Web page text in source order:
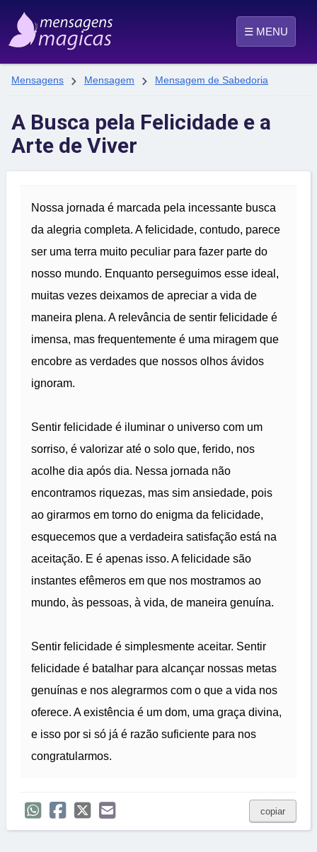
☰ MENU
Mensagens  Mensagem  Mensagem de Sabedoria
A Busca pela Felicidade e a
Arte de Viver
Nossa jornada é marcada pela incessante busca
da alegria completa. A felicidade, contudo, parece
ser uma terra muito peculiar para fazer parte do
nosso mundo. Enquanto perseguimos esse ideal,
muitas vezes deixamos de apreciar a vida de
maneira plena. A relevância de sentir felicidade é
imensa, mas frequentemente é uma miragem que
encobre as verdades que nossos olhos ávidos
ignoram.
Sentir felicidade é iluminar o universo com um
sorriso, é valorizar até o solo que, ferido, nos
acolhe dia após dia. Nessa jornada não
encontramos riquezas, mas sim ansiedade, pois
ao girarmos em torno do enigma da felicidade,
esquecemos que a verdadeira satisfação está na
aceitação. E é apenas isso. A felicidade são
instantes efêmeros em que nos mostramos ao
mundo, às pessoas, à vida, de maneira genuína.
Sentir felicidade é simplesmente aceitar. Sentir
felicidade é batalhar para alcançar nossas metas
genuínas e nos alegrarmos com o que a vida nos
oferece. A existência é um dom, uma graça divina,
e isso por si só já é razão suficiente para nos
congratularmos.
copiar